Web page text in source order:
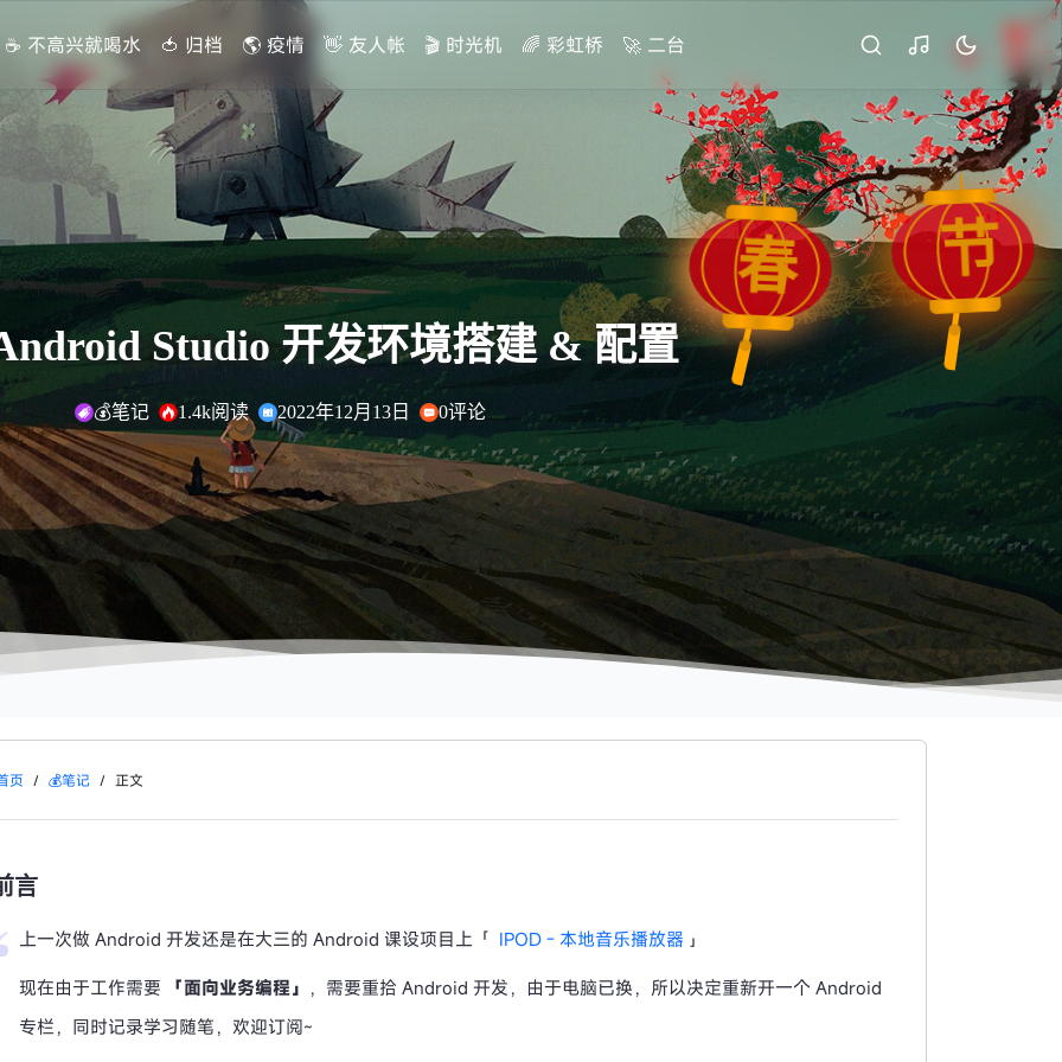
☕ 不高兴就喝水 🍅 归档 🌎 疫情 👋 友人帐 🎬 时光机 🌈 彩虹桥 🚀 二台
Studio 开发环境搭建 & 配置
💰笔记 1.4k阅读 2022年12月13日 0评论
页 / 💰笔记 / 正文
言
上一次做 Android 开发还是在大三的 Android 课设项目上「 IPOD - 本地音乐播放器 」
现在由于工作需要 「面向业务编程」 ，需要重拾 Android 开发，由于电脑已换，所以决定重新开一个 Android
专栏，同时记录学习随笔，欢迎订阅~
节
春